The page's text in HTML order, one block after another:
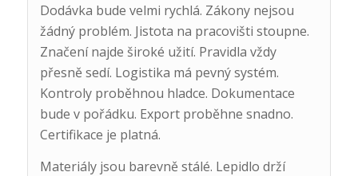
Dodávka bude velmi rychlá. Zákony nejsou
žádný problém. Jistota na pracovišti stoupne.
Značení najde široké užití. Pravidla vždy
přesně sedí. Logistika má pevný systém.
Kontroly proběhnou hladce. Dokumentace
bude v pořádku. Export proběhne snadno.
Certifikace je platná.
Materiály jsou barevně stálé. Lepidlo drží